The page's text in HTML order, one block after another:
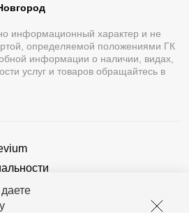
информационный характер и не
определяемой положениями ГК
информации о наличии, видах,
услуг и товаров обращайтесь в